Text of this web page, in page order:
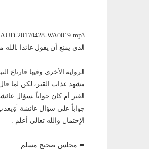
الذي يمنع أن يقول عائذا
الرواية الأخرى وفيها فارتاع
مشهد عذاب القبر، لكن لما قال
القبر أم كان جواباً لسؤال
جواباً على سؤال عائشة
الإحتمال والله تعالى أعلم .
⬅ مجلس صحيح مسلم .